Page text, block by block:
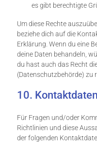
es gibt berechtigte
Um diese Rechte
beziehe dich auf die
Erklärung. Wenn du eine
deine Daten behandeln,
du hast auch das Recht
(Datenschutzbehörde) zu
10. Kontaktdaten
Für Fragen und/oder
Richtlinien und diese
der folgenden